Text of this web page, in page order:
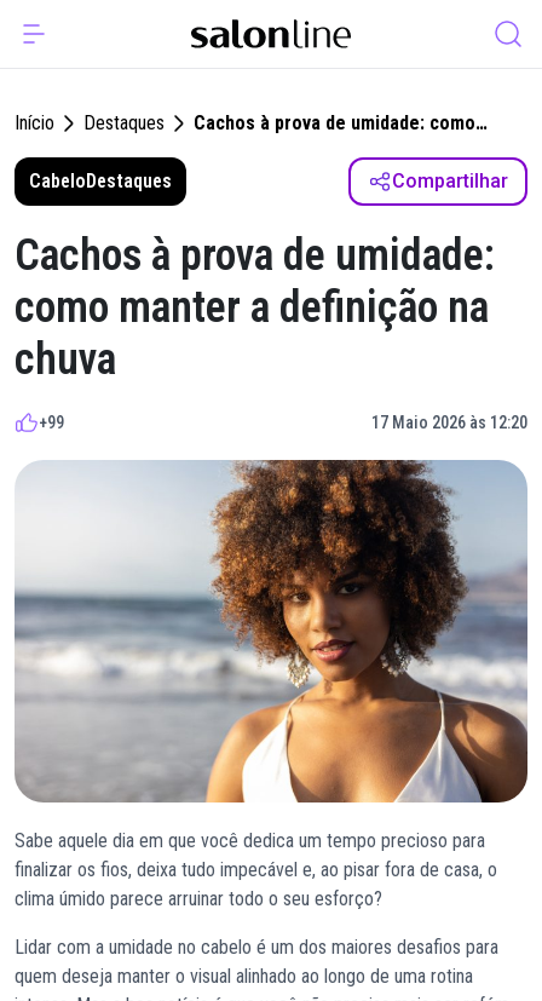
Início Destaques
Cachos à prova de umidade: como
manter a definição na chuva
CabeloDestaques Compartilhar
Cachos à prova de umidade:
como manter a definição na
chuva
+99 17 Maio 2026 às 12:20
Sabe aquele dia em que você dedica um tempo precioso para
finalizar os fios, deixa tudo impecável e, ao pisar fora de casa, o
clima úmido parece arruinar todo o seu esforço?
Lidar com a umidade no cabelo é um dos maiores desafios para
quem deseja manter o visual alinhado ao longo de uma rotina